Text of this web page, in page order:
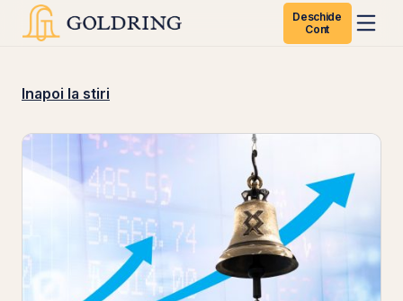
Deschide
Cont
Inapoi la stiri